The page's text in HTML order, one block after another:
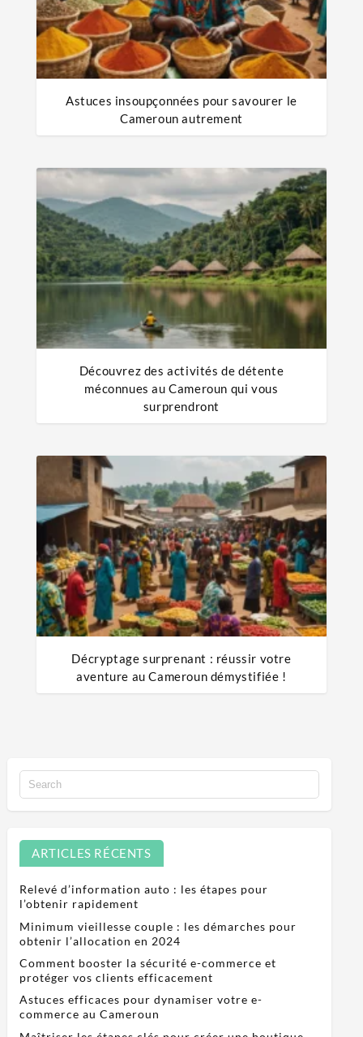
Astuces insoupçonnées pour savourer le
Cameroun autrement
Découvrez des activités de détente
méconnues au Cameroun qui vous
surprendront
Décryptage surprenant : réussir votre
aventure au Cameroun démystifiée !
ARTICLES RÉCENTS
Relevé d’information auto : les étapes pour
l’obtenir rapidement
Minimum vieillesse couple : les démarches pour
obtenir l’allocation en 2024
Comment booster la sécurité e-commerce et
protéger vos clients efficacement
Astuces efficaces pour dynamiser votre e-
commerce au Cameroun